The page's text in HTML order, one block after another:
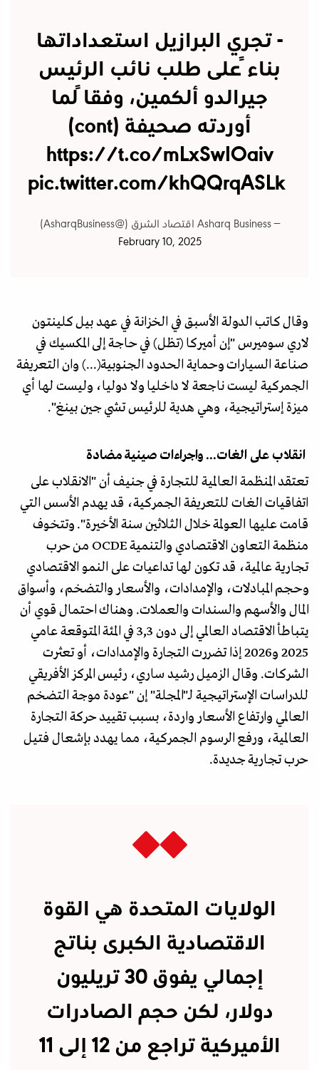
- تجري البرازيل استعداداتها
بناءً على طلب نائب الرئيس
جيرالدو ألكمين، وفقاً لما
أوردته صحيفة (cont)
https://t.co/mLxSwIOaiv
pic.twitter.com/khQQrqASLk
— Asharq Business اقتصاد الشرق (@AsharqBusiness)
February 10, 2025
وقال كاتب الدولة الأسبق في الخزانة في عهد بيل كلينتون
لاري سوميرس "إن أميركا (تظل) في حاجة إلى المكسيك في
صناعة السيارات وحماية الحدود الجنوبية(...) وان التعريفة
الجمركية ليست ناجعة لا داخليا ولا دوليا، وليست لها أي
ميزة إستراتيجية، وهي هدية للرئيس تشي جين بينغ".
انقلاب على الغات... واجراءات صينية مضادة
تعتقد المنظمة العالمية للتجارة في جنيف أن "الانقلاب على
اتفاقيات الغات للتعريفة الجمركية، قد يهدم الأسس التي
قامت عليها العولمة خلال الثلاثين سنة الأخيرة". وتتخوف
منظمة التعاون الاقتصادي والتنمية OCDE من حرب
تجارية عالمية، قد تكون لها تداعيات على النمو الاقتصادي
وحجم المبادلات، والإمدادات، والأسعار والتضخم، وأسواق
المال والأسهم والسندات والعملات. وهناك احتمال قوي أن
يتباطأ الاقتصاد العالمي إلى دون 3,3 في المئة المتوقعة عامي
2025 و2026 إذا تضررت التجارة والإمدادات، أو تعثرت
الشركات. وقال الزميل رشيد ساري، رئيس المركز الأفريقي
للدراسات الإستراتيجية لـ"المجلة" إن "عودة موجة التضخم
العالمي وارتفاع الأسعار واردة، بسبب تقييد حركة التجارة
العالمية، ورفع الرسوم الجمركية، مما يهدد بإشعال فتيل
حرب تجارية جديدة.
الولايات المتحدة هي القوة
الاقتصادية الكبرى بناتج
إجمالي يفوق 30 تريليون
دولار، لكن حجم الصادرات
الأميركية تراجع من 12 إلى 11